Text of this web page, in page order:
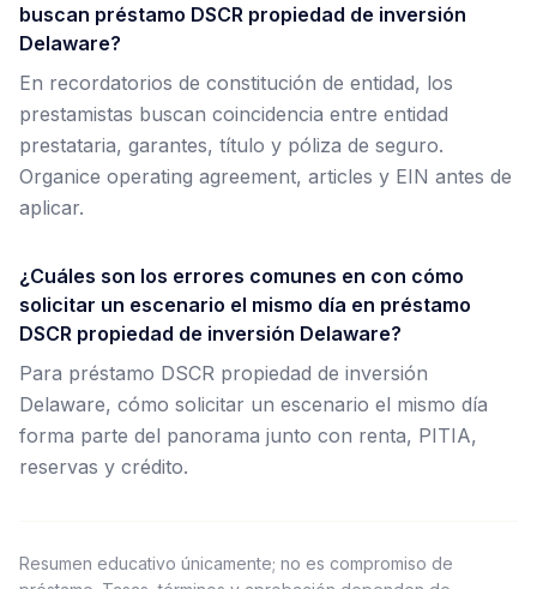
buscan préstamo DSCR propiedad de inversión
Delaware?
En recordatorios de constitución de entidad, los
prestamistas buscan coincidencia entre entidad
prestataria, garantes, título y póliza de seguro.
Organice operating agreement, articles y EIN antes de
aplicar.
¿Cuáles son los errores comunes en con cómo
solicitar un escenario el mismo día en préstamo
DSCR propiedad de inversión Delaware?
Para préstamo DSCR propiedad de inversión
Delaware, cómo solicitar un escenario el mismo día
forma parte del panorama junto con renta, PITIA,
reservas y crédito.
Resumen educativo únicamente; no es compromiso de